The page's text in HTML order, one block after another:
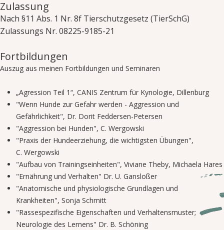
Zulassung
Nach §11 Abs. 1 Nr. 8f Tierschutzgesetz (TierSchG)
Zulassungs Nr. 08225-9185-21
Fortbildungen
Auszug aus meinen Fortbildungen und Seminaren
„Agression Teil 1“, CANIS Zentrum für Kynologie, Dillenburg
"Wenn Hunde zur Gefahr werden - Aggression und
Gefährlichkeit", Dr. Dorit Feddersen-Petersen
"Aggression bei Hunden", C. Wergowski
"Praxis der Hundeerziehung, die wichtigsten Übungen",
C. Wergowski
"Aufbau von Trainingseinheiten", Viviane Theby, Michaela Hares
"Ernährung und Verhalten" Dr. U. Gansloßer
"Anatomische und physiologische Grundlagen und
Krankheiten", Sonja Schmitt
"Rassespezifische Eigenschaften und Verhaltensmuster;
Neurologie des Lernens" Dr. B. Schöning